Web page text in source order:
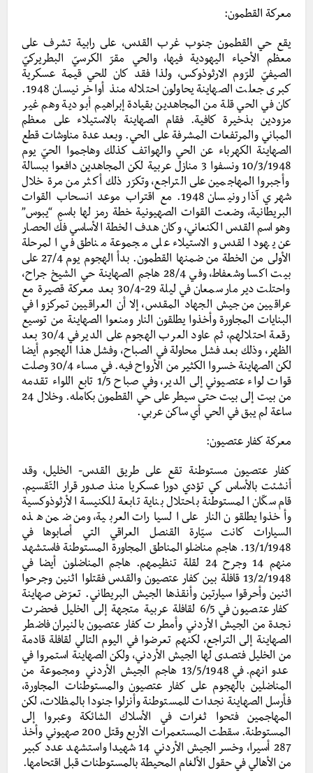
معركة القطمون:
يقع حي القطمون جنوب غرب القدس، على رابية تشرف على
معظم الأحياء اليهودية فيها، والحي مقرّ الكرسيّ البطريركيّ
الصيفيّ للرّوم الارثوذوكس، ولذا فقد كان للحي قيمة عسكرية
كبرى جعلت الصهاينة يحاولون احتلاله منذ أواخر نيسان 1948.
كان في الحي قلة من المجاهدين بقيادة إبراهيم أبو دية وهم غير
مزودين بذخيرة كافية. فقام الصهاينة بالاستيلاء على معظم
المباني والمرتفعات المشرفة على الحي. وبعد عدة مناوشات قطع
الصهاينة الكهرباء عن الحي والهواتف كذلك وهاجموا الحيّ يوم
10/3/1948 ونسفوا 3 منازل عربية لكن المجاهدين دافعوا ببسالة
وأجبروا المهاجمين على التراجع، وتكرّر ذلك أكثر من مرة خلال
شهري آذار ونيسان 1948. مع اقتراب موعد انسحاب القوات
البريطانية، وضعت القوات الصهيونية خطة رمز لها باسم “يبوس”
وهو اسم القدس الكنعاني، وكان هدف الخطة الأساسي فكّ الحصار
عن يهود القدس والاستيلاء على مجموعة مناطق في المرحلة
الأولى من الخطة من ضمنها القطمون. بدأ الهجوم يوم 27/4 على
بيت اكسا وشعفاط، وفي 28/4 هاجم الصهاينة حي الشيخ جراح،
واحتلت دير مار سمعان في ليلة 29-30/4 بعد معركة قصيرة مع
عراقيين من جيش الجهاد المقدس، إلا أن العراقيين تمركزوا في
البنايات المجاورة وأخذوا يطلقون النار ومنعوا الصهاينة من توسيع
رقعة احتلالهم، ثم عاود العرب الهجوم على الدير في 30/4 بعد
الظهر، وذلك بعد فشل محاولة في الصباح، وفشل هذا الهجوم أيضا
لكن الصهاينة خسروا الكثير من الأرواح فيه. في مساء 30/4 وصلت
قوات لواء عتصيوني إلى الدير، وفي صباح 1/5 تابع اللواء تقدمه
من بيت إلى بيت حتى سيطر على حي القطمون بكامله. وخلال 24
ساعة لم يبق في الحي أي ساكن عربي.
معركة كفار عتصيون:
كفار عتصيون مستوطنة تقع على طريق القدس- الخليل، وقد
أنشئت بالأساس كي تؤدي دورا عسكريا منذ صدور قرار التّقسيم.
قام سكّان المستوطنة باحتلال بناية تابعة للكنيسة الأرثوذوكسية
وأخذوا يطلقون النار على السيارات العربية، ومن ضمن هذه
السيارات كانت سيّارة القنصل العراقي التي أصابوها في
13/1/1948. هاجم مناضلو المناطق المجاورة المستوطنة فاستشهد
منهم 14 وجرح 24 لقلة تنظيمهم. هاجم المناضلون أيضا في
13/2/1948 قافلة بين كفار عتصيون والقدس فقتلوا اثنين وجرحوا
اثنين وأحرقوا سيارتين وأنقذها الجيش البريطاني. تعرّض صهاينة
كفار عتصيون في 6/5 لقافلة عربية متجهة إلى الخليل فحضرت
نجدة من الجيش الأردني وأمطرت كفار عتصيون بالنيران فاضطر
الصهاينة إلى التراجع، لكنهم تعرضوا في اليوم التالي لقافلة قادمة
من الخليل فتصدى لها الجيش الأردني، ولكن الصهاينة استمروا في
عدوانهم. في 13/5/1948 هاجم الجيش الأردني ومجموعة من
المناضلين بالهجوم على كفار عتصيون والمستوطنات المجاورة،
فأرسل الصهاينة نجدات للمستوطنة وأنزلوا جنودا بالمظلات، لكن
المهاجمين فتحوا ثغرات في الأسلاك الشائكة وعبروا إلى
المستوطنة. سقطت المستعمرات الأربع وقتل 200 صهيوني وأخذ
287 أسيرا، وخسر الجيش الأردني 14 شهيدا واستشهد عدد كبير
من الأهالي في حقول الألغام المحيطة بالمستوطنات قبل اقتحامها.